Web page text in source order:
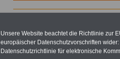
Landes
Unsere Website beachtet die Richtlinie zur
europäischer Datenschutzvorschriften
Datenschutzrichtlinie für elektronische